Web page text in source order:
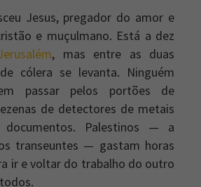
Jesus, pregador do amor e
e muçulmano. Está a dez
, mas entre as duas
cólera se levanta. Ninguém
passar pelos portões de
de detectores de metais
Palestinos — a
transeuntes — gastam horas
ir e voltar do trabalho do outro